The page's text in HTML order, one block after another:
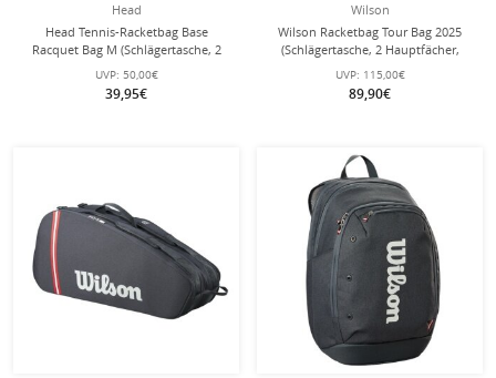
Head
Head Tennis-Racketbag Base
Racquet Bag M (Schlägertasche, 2
Hauptfächer) 2025 schwarz 6er
UVP: 50,00€
39,95€
Wilson
Wilson Racketbag Tour Bag 2025
(Schlägertasche, 2 Hauptfächer,
Schuhfach) schwarz 12er
UVP: 115,00€
89,90€